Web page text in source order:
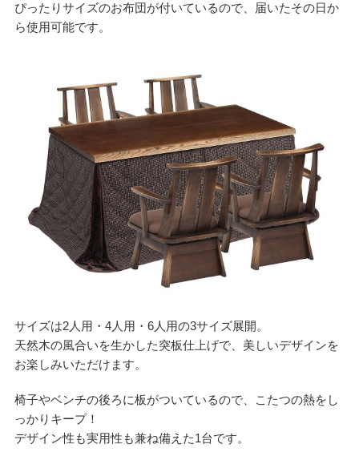
ぴったりサイズのお布団が付いているので、届いたその日か
ら使用可能です。
サイズは2人用・4人用・6人用の3サイズ展開。
天然木の風合いを生かした突板仕上げで、美しいデザインを
お楽しみいただけます。
椅子やベンチの後ろに板がついているので、こたつの熱をし
っかりキープ！
デザイン性も実用性も兼ね備えた1台です。